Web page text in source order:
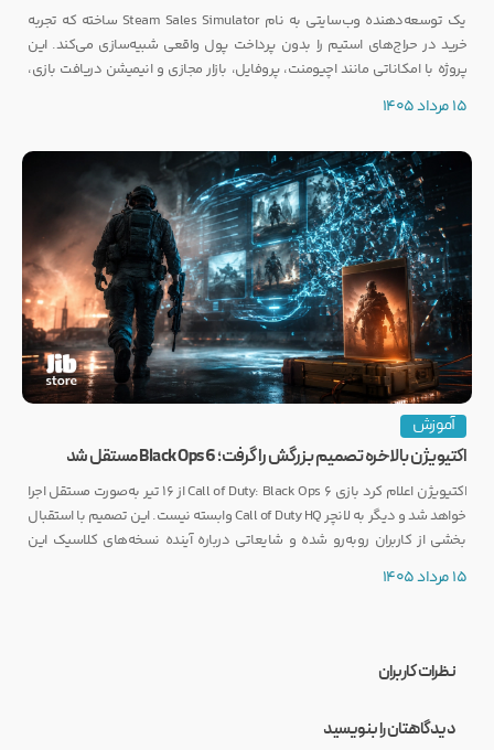
یک توسعه‌دهنده وب‌سایتی به نام Steam Sales Simulator ساخته که تجربه
خرید در حراج‌های استیم را بدون پرداخت پول واقعی شبیه‌سازی می‌کند. این
پروژه با امکاناتی مانند اچیومنت، پروفایل، بازار مجازی و انیمیشن دریافت بازی،
15 مرداد 1405
آموزش
اکتیویژن بالاخره تصمیم بزرگش را گرفت؛ Black Ops 6 مستقل شد
اکتیویژن اعلام کرد بازی Call of Duty: Black Ops 6 از ۱۶ تیر به‌صورت مستقل اجرا
خواهد شد و دیگر به لانچر Call of Duty HQ وابسته نیست. این تصمیم با استقبال
بخشی از کاربران روبه‌رو شده و شایعاتی درباره آینده نسخه‌های کلاسیک این
15 مرداد 1405
نظرات کاربران
دیدگاهتان را بنویسید